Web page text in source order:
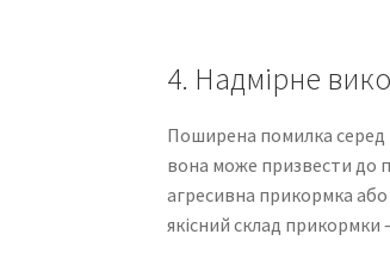
4. Надмірне
Поширена помилка серед
вона може призвести до
агресивна прикормка або
якісний склад прикормки